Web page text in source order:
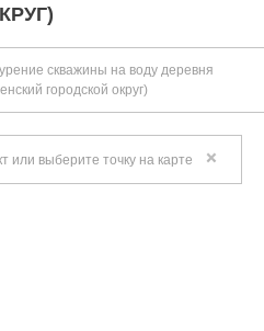
скважины на воду деревня
городской округ)